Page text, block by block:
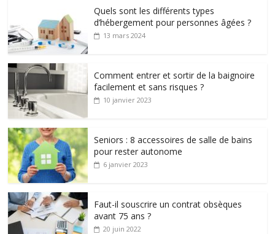
Quels sont les différents types
d’hébergement pour personnes âgées ?
13 mars 2024
Comment entrer et sortir de la baignoire
facilement et sans risques ?
10 janvier 2023
Seniors : 8 accessoires de salle de bains
pour rester autonome
6 janvier 2023
Faut-il souscrire un contrat obsèques
avant 75 ans ?
20 juin 2022